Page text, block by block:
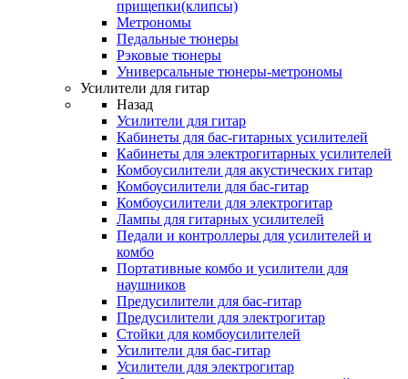
прищепки(клипсы)
Метрономы
Педальные тюнеры
Рэковые тюнеры
Универсальные тюнеры-метрономы
Усилители для гитар
Назад
Усилители для гитар
Кабинеты для бас-гитарных усилителей
Кабинеты для электрогитарных усилителей
Комбоусилители для акустических гитар
Комбоусилители для бас-гитар
Комбоусилители для электрогитар
Лампы для гитарных усилителей
Педали и контроллеры для усилителей и
комбо
Портативные комбо и усилители для
наушников
Предусилители для бас-гитар
Предусилители для электрогитар
Стойки для комбоусилителей
Усилители для бас-гитар
Усилители для электрогитар